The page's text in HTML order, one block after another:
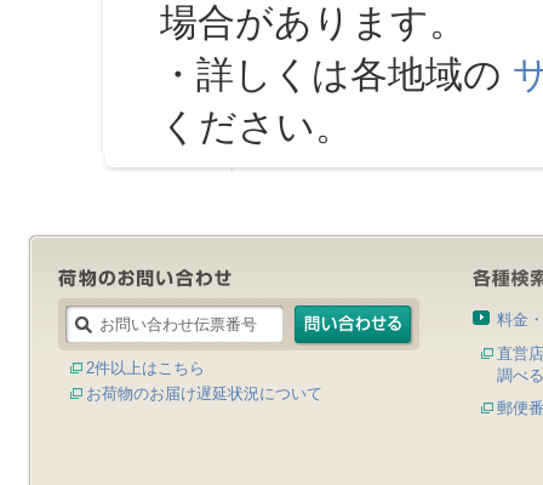
場合があります。
・詳しくは各地域の
ください。
2件以上はこちら
お荷物のお届け遅延状況について
料金
直営
調べる
郵便